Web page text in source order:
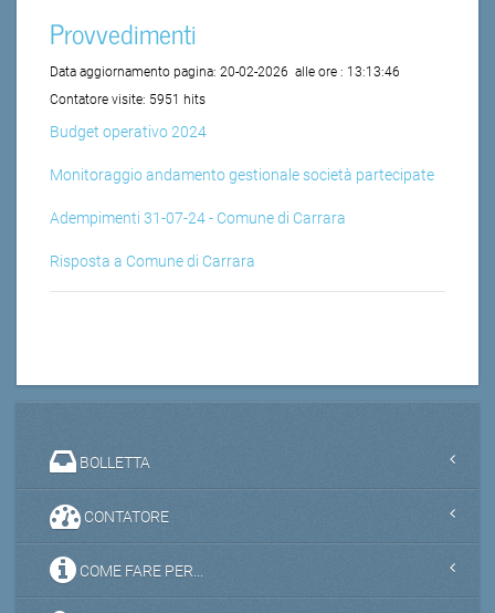
Provvedimenti
Data aggiornamento pagina: 20-02-2026 alle ore : 13:13:46
Contatore visite: 5951 hits
Budget operativo 2024
Monitoraggio andamento gestionale società partecipate
Adempimenti 31-07-24 - Comune di Carrara
Risposta a Comune di Carrara
BOLLETTA
CONTATORE
COME FARE PER...